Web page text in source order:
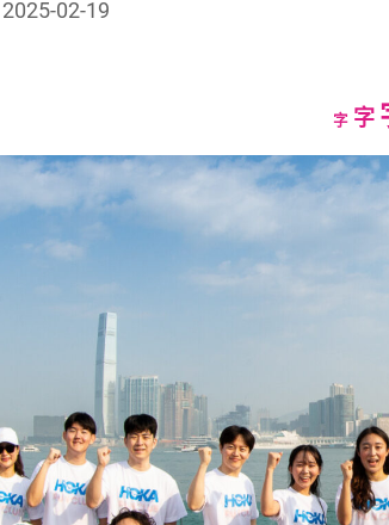
2025-02-19
字
size.
字